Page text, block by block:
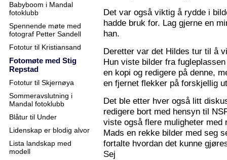
Babyboom i Mandal
fotoklubb
Spennende møte med
fotograf Petter Sandell
Fototur til Kristiansand
Fotomøte med Stig
Repstad
Fototur til Skjernøya
Sommeravslutning i
Mandal fotoklubb
Blåtur til Under
Lidenskap er blodig alvor
Lista landskap med
modell
Det var også viktig å rydde i
hadde bruk for. Lag gjerne en
han.
Deretter var det Hildes tur til å
Hun viste bilder fra
en kopi og redigere på denne,
en fjernet flekker på forskjellig
Det ble etter hver også litt
redigere bort med hensyn til
viste også flere muligheter
Mads en rekke bilder med seg
fortalte hvordan det kunne
Sej